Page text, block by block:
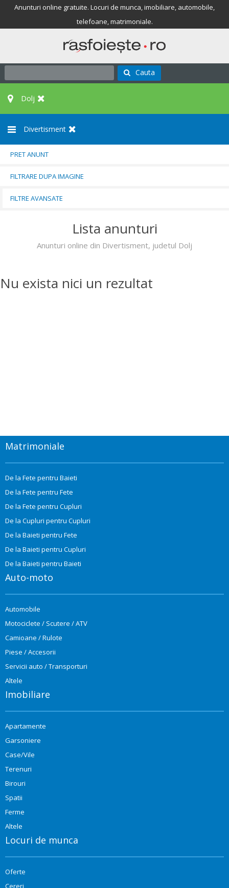
Anunturi online gratuite. Locuri de munca, imobiliare, automobile,
telefoane, matrimoniale.
Cauta
Dolj
Divertisment
PRET ANUNT
FILTRARE DUPA IMAGINE
FILTRE AVANSATE
Lista anunturi
Anunturi online din Divertisment, judetul Dolj
Nu exista nici un rezultat
Matrimoniale
De la Fete pentru Baieti
De la Fete pentru Fete
De la Fete pentru Cupluri
De la Cupluri pentru Cupluri
De la Baieti pentru Fete
De la Baieti pentru Cupluri
De la Baieti pentru Baieti
Auto-moto
Automobile
Motociclete / Scutere / ATV
Camioane / Rulote
Piese / Accesorii
Servicii auto / Transporturi
Altele
Imobiliare
Apartamente
Garsoniere
Case/Vile
Terenuri
Birouri
Spatii
Ferme
Altele
Locuri de munca
Oferte
Cereri